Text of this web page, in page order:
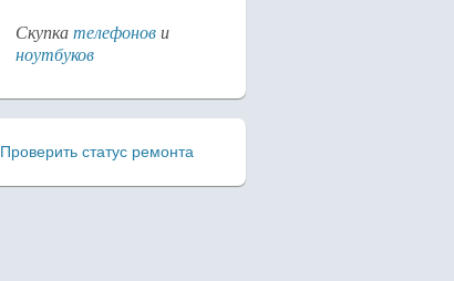
Скупкателефонови
ноутбуков
Проверить статус ремонта